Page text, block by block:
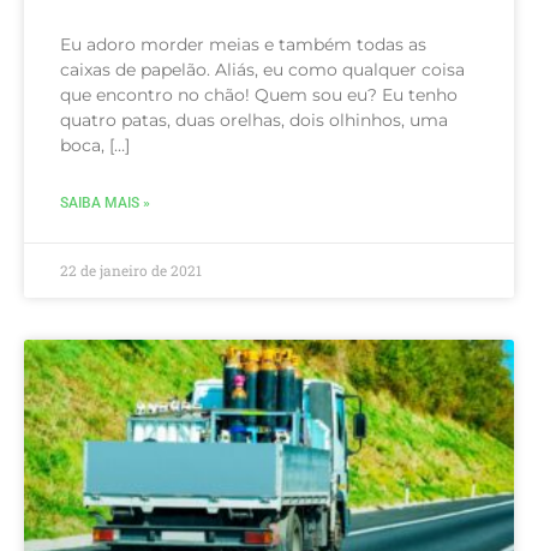
Eu adoro morder meias e também todas as
caixas de papelão. Aliás, eu como qualquer coisa
que encontro no chão! Quem sou eu? Eu tenho
quatro patas, duas orelhas, dois olhinhos, uma
boca, […]
SAIBA MAIS »
22 de janeiro de 2021